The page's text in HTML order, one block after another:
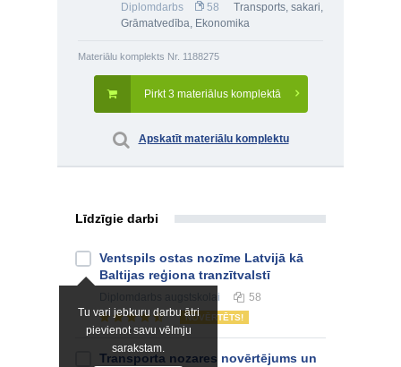
Diplomdarbs 58 Transports, sakari,
Grāmatvedība, Ekonomika
Materiālu komplekts Nr. 1188275
Pirkt 3 materiālus komplektā
Apskatīt materiālu komplektu
Līdzīgie darbi
Tu vari jebkuru darbu ātri
pievienot savu vēlmju
sarakstam.
Ventspils ostas nozīme Latvijā kā
Baltijas reģiona tranzītvalstī
augstskolai 58
NOVĒRTĒTS!
Transporta nozares novērtējums un